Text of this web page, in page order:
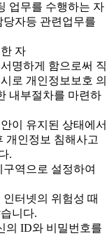
업무를 수행하는 자
자등 관련업무를
자
명하게 함으로써 직
로 개인정보보호 의
내부절차를 마련하
이 유지된 상태에서
개인정보 침해사고
.
역으로 설정하여
터넷의 위험성 때
니다.
의 ID와 비밀번호를